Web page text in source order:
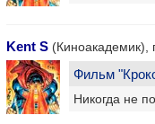
Kent S (Киноакадемик),
Фильм
Никогда не